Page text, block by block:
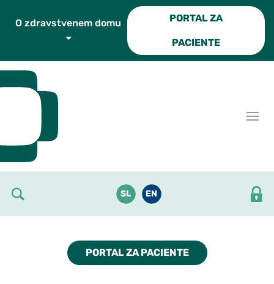
PORTAL ZA
PACIENTE
SL EN
PORTAL ZA PACIENTE